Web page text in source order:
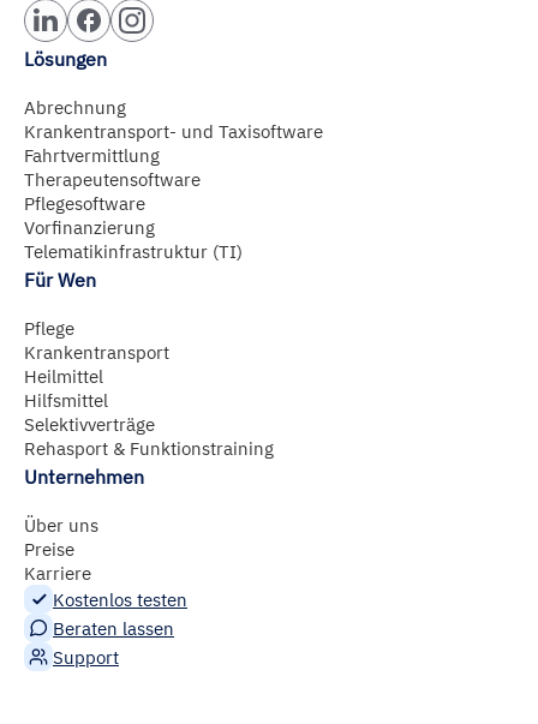
Lösungen
Abrechnung
Krankentransport- und Taxisoftware
Fahrtvermittlung
Therapeutensoftware
Pflegesoftware
Vorfinanzierung
Telematikinfrastruktur (TI)
Für Wen
Pflege
Krankentransport
Heilmittel
Hilfsmittel
Selektivverträge
Rehasport & Funktionstraining
Unternehmen
Über uns
Preise
Karriere
Kostenlos testen
Beraten lassen
Support